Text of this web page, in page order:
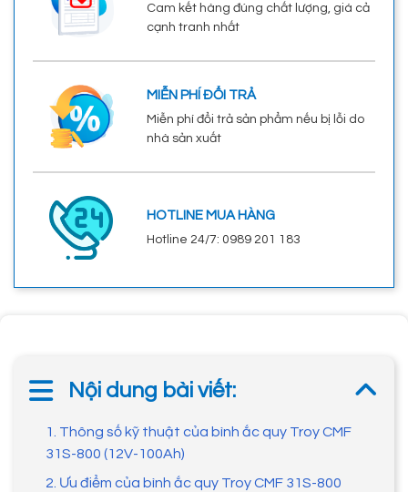
Cam kết hàng đúng chất lượng, giá cả
cạnh tranh nhất
MIỄN PHÍ ĐỔI TRẢ
Miễn phí đổi trả sản phẩm nếu bị lỗi do
nhà sản xuất
HOTLINE MUA HÀNG
Hotline 24/7: 0989 201 183
Nội dung bài viết:
1. Thông số kỹ thuật của bình ắc quy Troy CMF
31S-800 (12V-100Ah)
2. Ưu điểm của bình ắc quy Troy CMF 31S-800